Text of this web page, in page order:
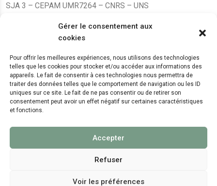
Gérer le consentement aux
cookies
Pour offrir les meilleures expériences, nous utilisons des technologies
telles que les cookies pour stocker et/ou accéder aux informations des
appareils. Le fait de consentir à ces technologies nous permettra de
traiter des données telles que le comportement de navigation ou les ID
uniques sur ce site. Le fait de ne pas consentir ou de retirer son
consentement peut avoir un effet négatif sur certaines caractéristiques
et fonctions.
Accepter
Refuser
Voir les préférences
SJA 3 – CEPAM UMR7264 – CNRS – UNS
+33 (0)4 89 15 24 08
LE CEPAM EST HÉBERGÉ PAR
© 2024 Copyright:CEPAM UMR7264, CNRS, CNRS